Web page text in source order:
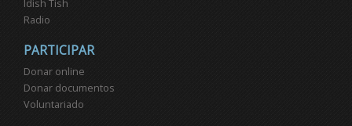
Idish Tish
Radio
PARTICIPAR
Donar online
Donar documentos
Voluntariado